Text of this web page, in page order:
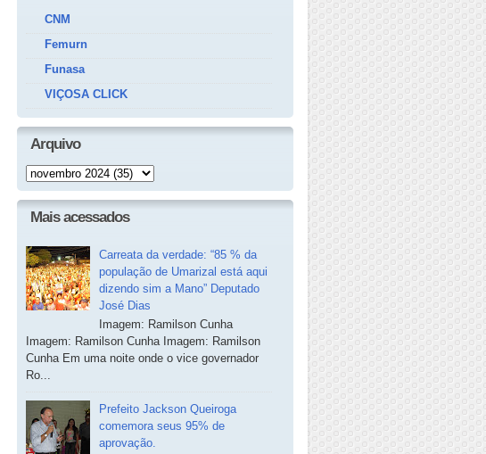
CNM
Femurn
Funasa
VIÇOSA CLICK
Arquivo
Mais acessados
Carreata da verdade: “85 % da
população de Umarizal está aqui
dizendo sim a Mano” Deputado
José Dias
Imagem: Ramilson Cunha
Imagem: Ramilson Cunha Imagem: Ramilson
Cunha Em uma noite onde o vice governador
Ro...
Prefeito Jackson Queiroga
comemora seus 95% de
aprovação.